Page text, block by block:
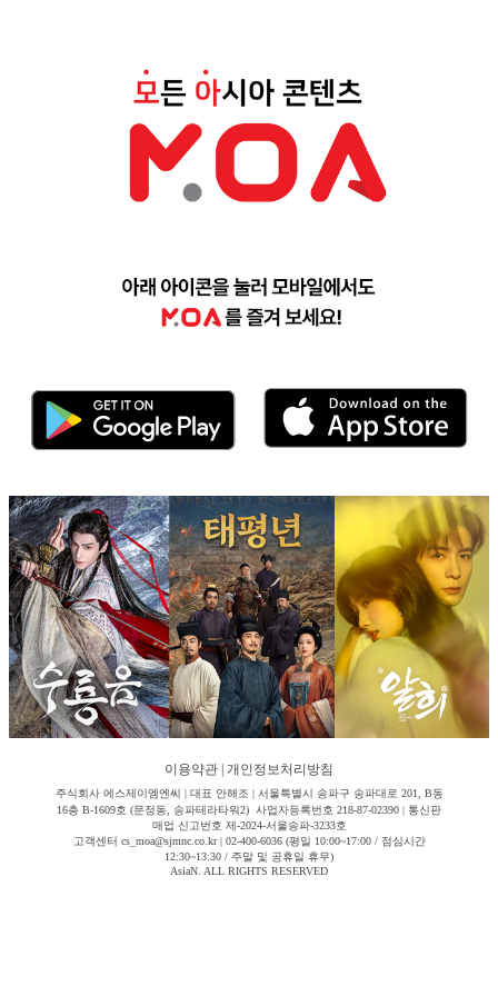
이용약관 개인정보처리방침
주식회사 에스제이엠엔씨 | 대표 안해조 | 서울특별시 송파구 송파대로 201, B동
16층 B-1609호 (문정동, 송파테라타워2) 사업자등록번호 218-87-02390 | 통신판
매업 신고번호 제-2024-서울송파-3233호
고객센터 cs_moa@sjmnc.co.kr | 02-400-6036 (평일 10:00~17:00 / 점심시간
12:30~13:30 / 주말 및 공휴일 휴무)
AsiaN. ALL RIGHTS RESERVED